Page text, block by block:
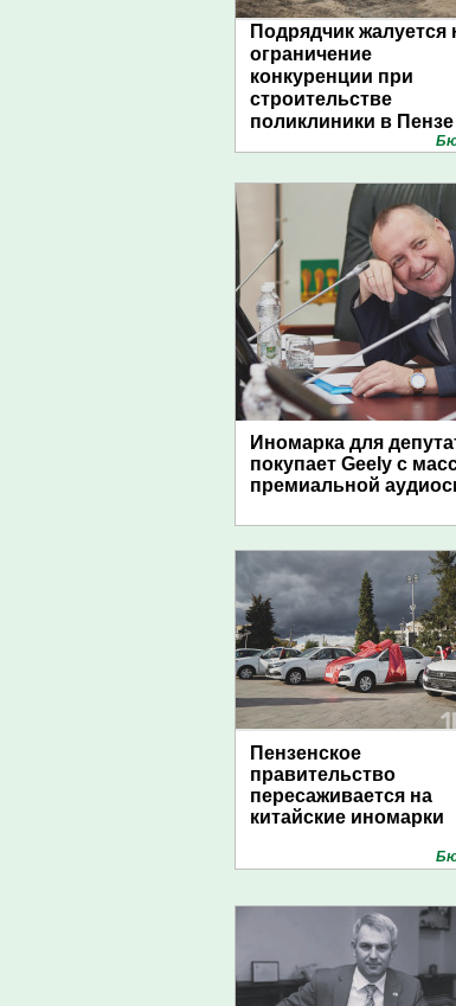
Подрядчик жалуется
ограничение
конкуренции при
строительстве
поликлиники в Пензе
Иномарка для
покупает Geely с
премиальной
Пензенское
правительство
пересаживается на
китайские иномарки